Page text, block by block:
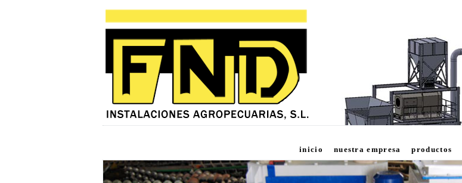
inicio nuestra empresa productos